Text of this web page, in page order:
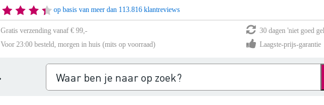
op basis van meer dan 113.816 klantreviews
Gratis verzending vanaf € 99,-
30 dagen 'niet goed
Voor 23:00 besteld, morgen in huis (mits op voorraad)
Laagste-prijs-garantie